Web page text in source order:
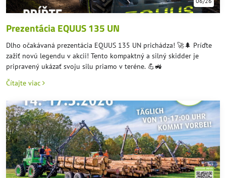
Prezentácia EQUUS 135 UN
Dlho očakávaná prezentácia EQUUS 135 UN prichádza! 🚀🌲 Príďte
zažiť novú legendu v akcii! Tento kompaktný a silný skidder je
pripravený ukázať svoju silu priamo v teréne. 💪🚜
Čítajte viac